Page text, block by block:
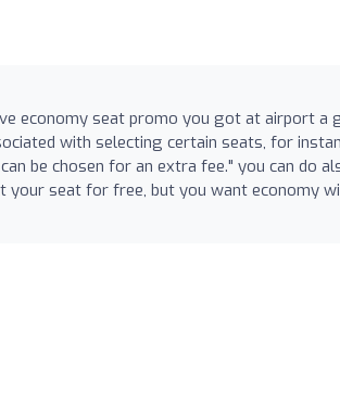
economy seat promo you got at airport a
with selecting certain seats, for
be chosen for an extra fee." you can do
your seat for free, but you want economy